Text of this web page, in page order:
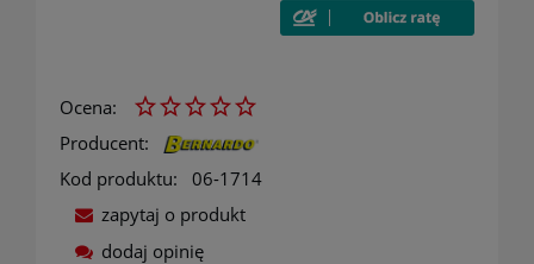
momentu,
sprzedaży.
Ocena:
Producent:
Kod produktu:
06-1714
zapytaj o produkt
dodaj opinię